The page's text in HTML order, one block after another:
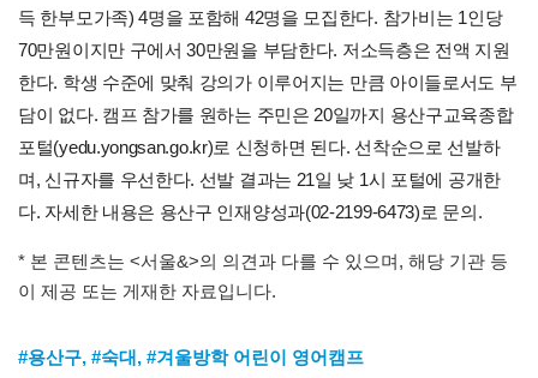
득 한부모가족) 4명을 포함해 42명을 모집한다. 참가비는 1인당
70만원이지만 구에서 30만원을 부담한다. 저소득층은 전액 지원
한다. 학생 수준에 맞춰 강의가 이루어지는 만큼 아이들로서도 부
담이 없다. 캠프 참가를 원하는 주민은 20일까지 용산구교육종합
포털(yedu.yongsan.go.kr)로 신청하면 된다. 선착순으로 선발하
며, 신규자를 우선한다. 선발 결과는 21일 낮 1시 포털에 공개한
다. 자세한 내용은 용산구 인재양성과(02-2199-6473)로 문의.
* 본 콘텐츠는 <서울&>의 의견과 다를 수 있으며, 해당 기관 등
이 제공 또는 게재한 자료입니다.
#용산구, #숙대, #겨울방학 어린이 영어캠프